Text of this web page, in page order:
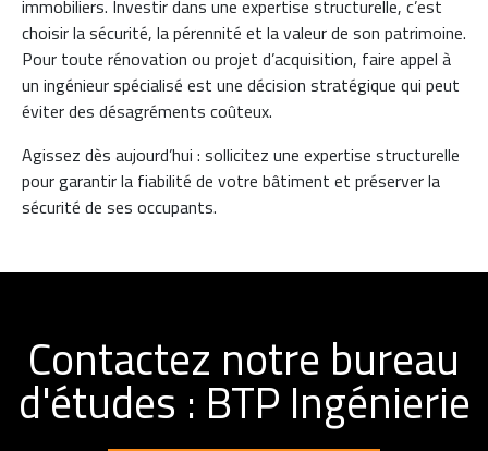
immobiliers. Investir dans une expertise structurelle, c’est
choisir la sécurité, la pérennité et la valeur de son patrimoine.
Pour toute rénovation ou projet d’acquisition, faire appel à
un ingénieur spécialisé est une décision stratégique qui peut
éviter des désagréments coûteux.
Agissez dès aujourd’hui : sollicitez une expertise structurelle
pour garantir la fiabilité de votre bâtiment et préserver la
sécurité de ses occupants.
Contactez notre bureau
d'études : BTP Ingénierie